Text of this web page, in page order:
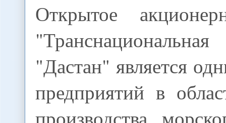
Открытое
"Дастан" является
предприятий в